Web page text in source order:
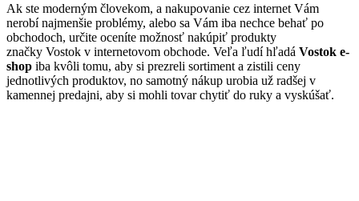
Ak ste moderným človekom, a nakupovanie cez internet Vám
nerobí najmenšie problémy, alebo sa Vám iba nechce behať po
obchodoch, určite oceníte možnosť nakúpiť produkty
značky Vostok v internetovom obchode. Veľa ľudí hľadá Vostok e-
shop iba kvôli tomu, aby si prezreli sortiment a zistili ceny
jednotlivých produktov, no samotný nákup urobia už radšej v
kamennej predajni, aby si mohli tovar chytiť do ruky a vyskúšať.